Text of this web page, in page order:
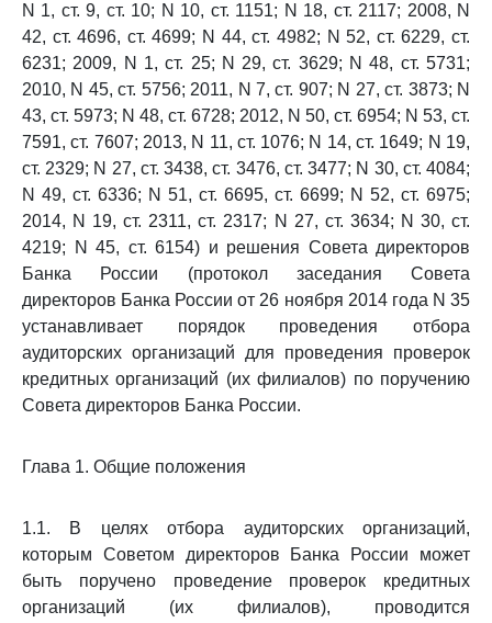
N 1, ст. 9, ст. 10; N 10, ст. 1151; N 18, ст. 2117; 2008, N
42, ст. 4696, ст. 4699; N 44, ст. 4982; N 52, ст. 6229, ст.
6231; 2009, N 1, ст. 25; N 29, ст. 3629; N 48, ст. 5731;
2010, N 45, ст. 5756; 2011, N 7, ст. 907; N 27, ст. 3873; N
43, ст. 5973; N 48, ст. 6728; 2012, N 50, ст. 6954; N 53, ст.
7591, ст. 7607; 2013, N 11, ст. 1076; N 14, ст. 1649; N 19,
ст. 2329; N 27, ст. 3438, ст. 3476, ст. 3477; N 30, ст. 4084;
N 49, ст. 6336; N 51, ст. 6695, ст. 6699; N 52, ст. 6975;
2014, N 19, ст. 2311, ст. 2317; N 27, ст. 3634; N 30, ст.
4219; N 45, ст. 6154) и решения Совета директоров
Банка России (протокол заседания Совета
директоров Банка России от 26 ноября 2014 года N 35
устанавливает порядок проведения отбора
аудиторских организаций для проведения проверок
кредитных организаций (их филиалов) по поручению
Совета директоров Банка России.
Глава 1. Общие положения
1.1. В целях отбора аудиторских организаций,
которым Советом директоров Банка России может
быть поручено проведение проверок кредитных
организаций (их филиалов), проводится